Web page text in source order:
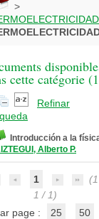
>
cette catégorie (1
Refinar
Introducción a la
Alberto P.
1
1 / 1)
page :
25
50